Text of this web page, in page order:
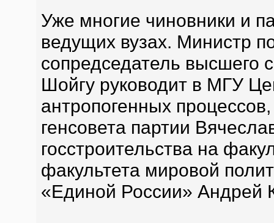
Уже многие чиновники и
ведущих вузах. Министр
сопредседатель высшего
Шойгу руководит в МГУ
антропогенных
генсовета партии
госстроительства на
факультета мировой
«Единой России» Андрей